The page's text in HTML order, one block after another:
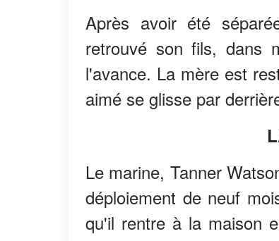
Après avoir été
retrouvé son fils, dans
l'avance. La mère est
aimé se glisse par
Le marine, Tanner
déploiement de neuf
qu'il rentre à la maison